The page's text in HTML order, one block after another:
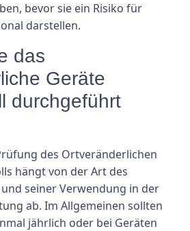
bevor sie ein Risiko für
darstellen.
das
Geräte
durchgeführt
des Ortveränderlichen
hängt von der Art des
seiner Verwendung in der
ab. Im Allgemeinen sollten
jährlich oder bei Geräten